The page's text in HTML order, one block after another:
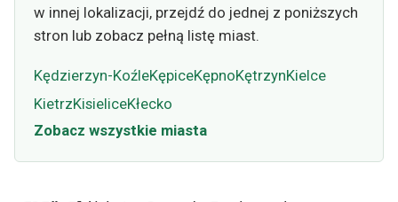
w innej lokalizacji, przejdź do jednej z poniższych
stron lub zobacz pełną listę miast.
Kędzierzyn-KoźleKępiceKępnoKętrzynKielce
KietrzKisieliceKłecko
Zobacz wszystkie miasta